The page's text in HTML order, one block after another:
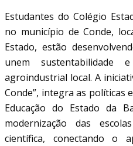
Estudantes do Colégio
no município de Conde,
Estado, estão
unem sustentabilidade
agroindustrial local. A
Conde”, integra as políticas
Educação do Estado da
modernização das
científica, conectando o